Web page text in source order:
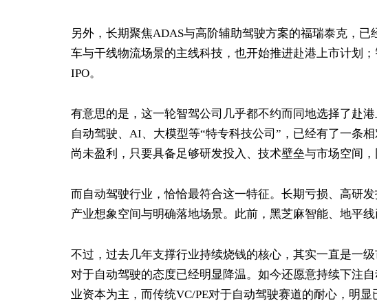
另外，长期聚焦ADAS与高阶辅助驾驶方案的福瑞泰克，
车与干线物流场景的主线科技，也开始推进赴港上市计划
IPO。
有意思的是，这一轮智驾公司几乎都不约而同地选择了赴
自动驾驶、AI、大模型等“特专科技公司”，已经有了一条
尚未盈利，只要具备足够研发投入、技术壁垒与市场空间，
而自动驾驶行业，恰恰最符合这一特征。长期亏损、高研
产业想象空间与明确落地场景。此前，黑芝麻智能、地平
不过，过去几年支撑行业持续烧钱的核心，其实一直是一
对于自动驾驶的态度已经明显降温。如今还愿意持续下注
业资本为主，而传统VC/PE对于自动驾驶赛道的耐心，明显